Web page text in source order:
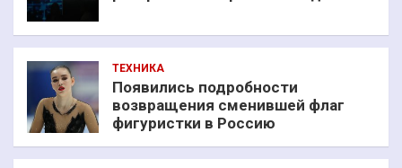
ТЕХНИКА
Появились подробности
возвращения сменившей флаг
фигуристки в Россию